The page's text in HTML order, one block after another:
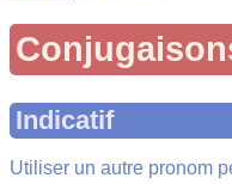
Indicatif
Utiliser un autre pronom